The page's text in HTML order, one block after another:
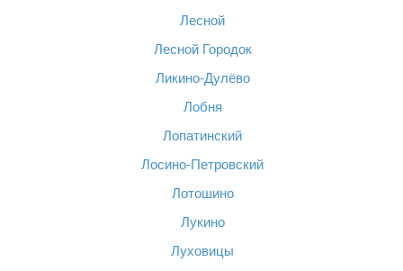
Лесной
Лесной Городок
Ликино-Дулёво
Лобня
Лопатинский
Лосино-Петровский
Лотошино
Лукино
Луховицы